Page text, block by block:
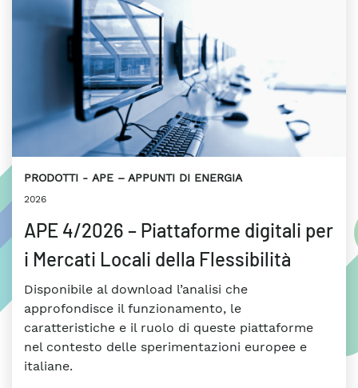
PRODOTTI APE – APPUNTI DI ENERGIA
2026
APE 4/2026 – Piattaforme digitali per
i Mercati Locali della Flessibilità
Disponibile al download l’analisi che
approfondisce il funzionamento, le
caratteristiche e il ruolo di queste piattaforme
nel contesto delle sperimentazioni europee e
italiane.